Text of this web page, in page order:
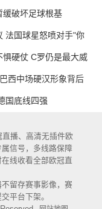
缓破坏足球根基
法国球星怒喷对手"你
硬仗 C罗仍是最大威
西中场硬汉形象背后
国底线四强
播、高清无插件欧
信号，多线路保障
线收看全部欧冠直
留存赛事影像，赛
平台下架。